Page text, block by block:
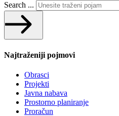
Search ...
Najtraženiji pojmovi
Obrasci
Projekti
Javna nabava
Prostorno planiranje
Proračun